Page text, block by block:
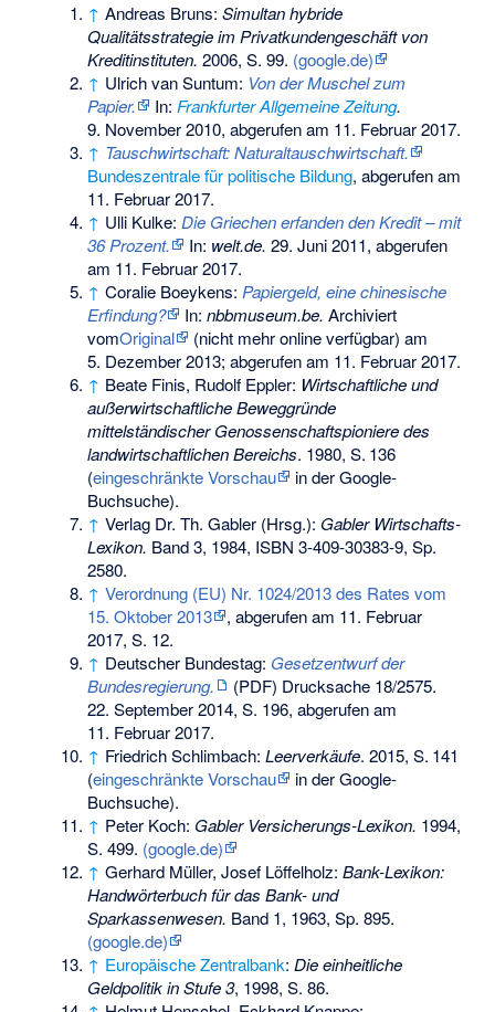
↑ Andreas Bruns:Simultan hybride
Qualitätsstrategie im Privatkundengeschäft von
Kreditinstituten. 2006, S. 99. (google.de)
↑ Ulrich van Suntum: Von der Muschel zum
Papier.
In: Frankfurter Allgemeine Zeitung.
9. November 2010, abgerufen am 11. Februar 2017.
↑ Tauschwirtschaft: Naturaltauschwirtschaft.
Bundeszentrale für politische Bildung, abgerufen am
11. Februar 2017.
↑ Ulli Kulke: Die Griechen erfanden den Kredit – mit
36 Prozent.
In: welt.de. 29. Juni 2011, abgerufen
am 11. Februar 2017.
↑ Coralie Boeykens: Papiergeld, eine chinesische
Erfindung?
In:nbbmuseum.be. Archiviert
vomOriginal
(nicht mehr online verfügbar) am
5. Dezember 2013; abgerufen am 11. Februar 2017.
↑ Beate Finis, Rudolf Eppler: Wirtschaftliche und
außerwirtschaftliche Beweggründe
mittelständischer Genossenschaftspioniere des
landwirtschaftlichen Bereichs. 1980,S. 136
(eingeschränkte Vorschau
in der Google-
Buchsuche).
↑ Verlag Dr. Th. Gabler (Hrsg.): Gabler Wirtschafts-
Lexikon. Band 3, 1984, ISBN 3-409-30383-9, Sp.
2580.
↑ Verordnung (EU) Nr. 1024/2013 des Rates vom
15. Oktober 2013
, abgerufen am 11. Februar
2017, S. 12.
↑ Deutscher Bundestag: Gesetzentwurf der
Bundesregierung.
(PDF) Drucksache 18/2575.
22. September 2014,S. 196, abgerufen am
11. Februar 2017.
↑ Friedrich Schlimbach:Leerverkäufe. 2015,S. 141
(eingeschränkte Vorschau
in der Google-
Buchsuche).
↑ Peter Koch: Gabler Versicherungs-Lexikon. 1994,
S. 499. (google.de)
↑ Gerhard Müller, Josef Löffelholz:Bank-Lexikon:
Handwörterbuch für das Bank- und
Sparkassenwesen. Band 1, 1963, Sp. 895.
(google.de)
↑ Europäische Zentralbank:Die einheitliche
Geldpolitik in Stufe 3, 1998, S. 86.